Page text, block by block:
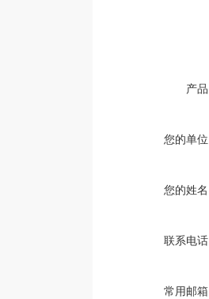
产品
您的单位
您的姓名
联系电话
常用邮箱